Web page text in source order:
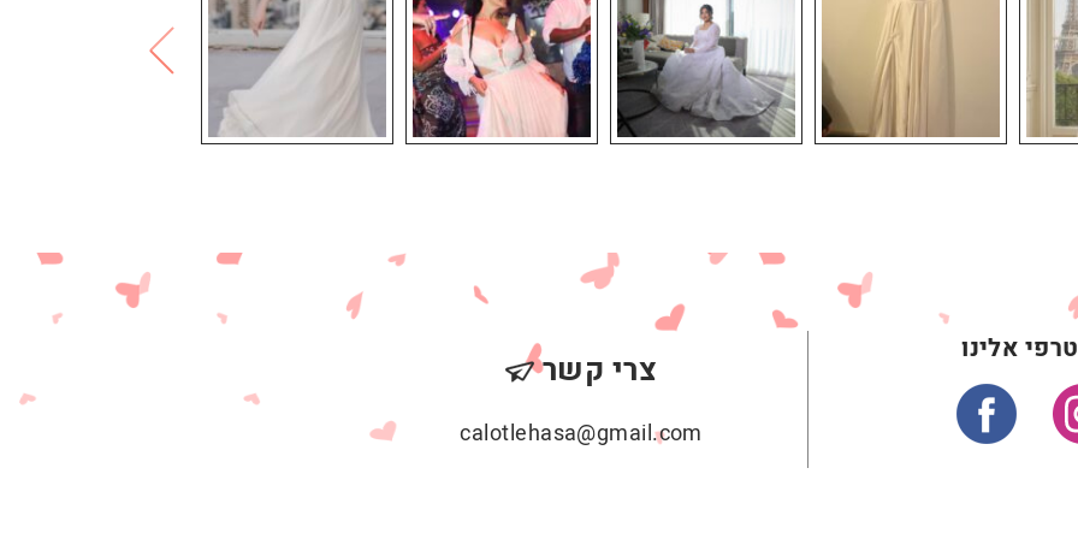
אלינו
צרי קשר
calotlehasa@gmail.com